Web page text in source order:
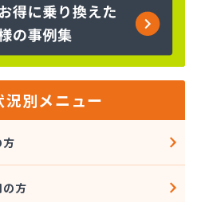
東 八王子営業所
ビス
売所
ギー関東
況別メニュー
方